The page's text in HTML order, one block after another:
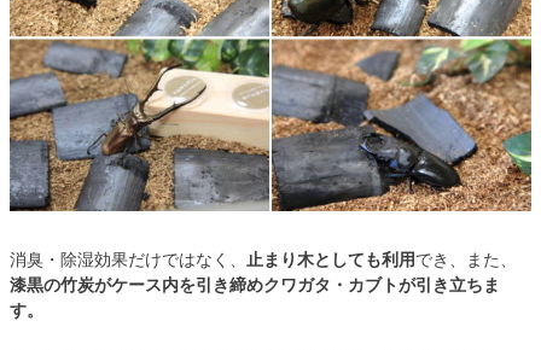
消臭・除湿効果だけではなく、 止まり木としても利用 でき、また、
漆黒の竹炭がケース内を引き締めクワガタ・カブトが引き立ちま
す。